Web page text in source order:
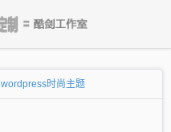
wordpress时尚主题